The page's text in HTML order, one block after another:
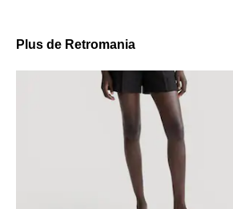
Plus de Retromania